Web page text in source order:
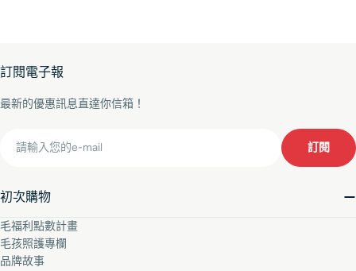
初次購物
毛福利點數計畫
毛孩照護專欄
品牌故事
訂閱電子報
最新的優惠訊息直達你信箱！
訂閱